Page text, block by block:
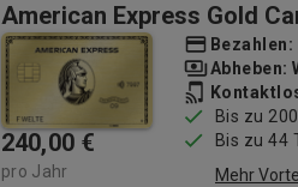
American Express Gold
240,00€
pro Jahr
Abheben:
Bis zu
Bis zu 44
Mehr